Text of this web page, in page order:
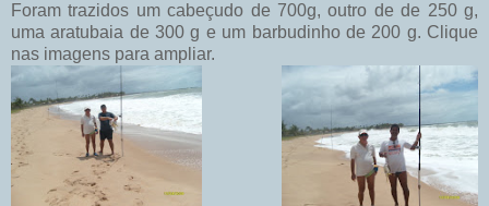
Foram trazidos um cabeçudo de 700g, outro de de 250 g,
umaaratubaia de 300 g e um barbudinhode 200 g. Clique
nas imagens para ampliar.